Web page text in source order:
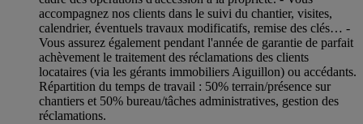
accompagnez nos clients dans le suivi du chantier, visites,
calendrier, éventuels travaux modificatifs, remise des clés… -
Vous assurez également pendant l'année de garantie de parfait
achèvement le traitement des réclamations des clients
locataires (via les gérants immobiliers Aiguillon) ou accédants.
Répartition du temps de travail : 50% terrain/présence sur
chantiers et 50% bureau/tâches administratives, gestion des
réclamations.